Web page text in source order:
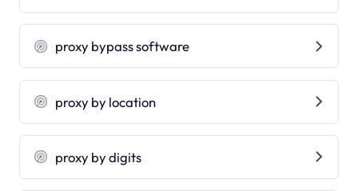
proxy bypass software
proxy by location
proxy by digits